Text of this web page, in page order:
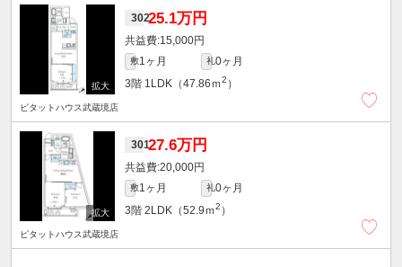
30225.1万円
15,000円
敷1ヶ月 礼0ヶ月
3階 1LDK（47.86ｍ2 ）
ピタットハウス武蔵境店
30127.6万円
20,000円
敷1ヶ月 礼0ヶ月
3階 2LDK（52.9ｍ2 ）
ピタットハウス武蔵境店